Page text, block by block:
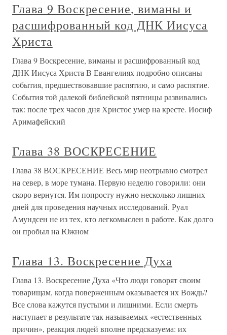
Глава 9 Воскресение, виманы и
расшифрованный код ДНК Иисуса
Христа
Глава 9 Воскресение, виманы и расшифрованный код
ДНК Иисуса Христа В Евангелиях подробно описаны
события, предшествовавшие распятию, и само распятие.
События той далекой библейской пятницы развивались
так: после трех часов дня Христос умер на кресте. Иосиф
Аримафейский
Глава 38 ВОСКРЕСЕНИЕ
Глава 38 ВОСКРЕСЕНИЕ Весь мир неотрывно смотрел
на север, в море тумана. Первую неделю говорили: они
скоро вернутся. Им попросту нужно несколько лишних
дней для проведения научных исследований. Руал
Амундсен не из тех, кто легкомыслен в работе. Как долго
он пробыл на Южном
Глава 13. Воскресение Духа
Глава 13. Воскресение Духа «Что люди говорят своим
товарищам, когда поверженным оказывается их Вождь?
Все слова кажутся пустыми и лишними. Если смерть
наступает в результате так называемых «естественных
причин», реакция людей вполне предсказуема: их